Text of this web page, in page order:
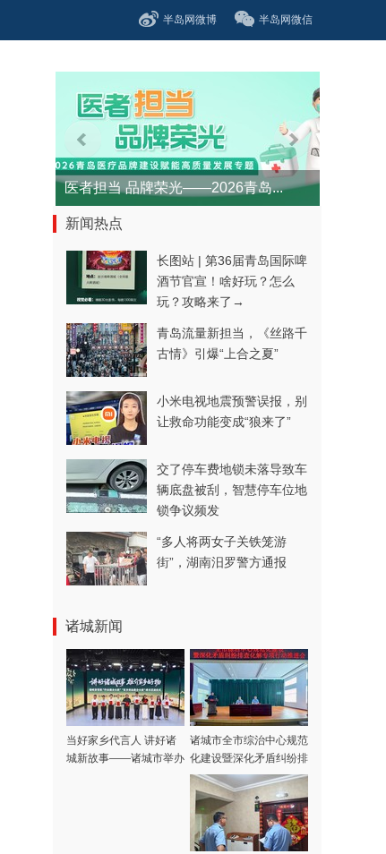
半岛网微博 半岛网微信
医者担当 品牌荣光——2026青岛...
新闻热点
长图站 | 第36届青岛国际啤
酒节官宣！啥好玩？怎么
玩？攻略来了→
青岛流量新担当，《丝路千
古情》引爆“上合之夏”
小米电视地震预警误报，别
让救命功能变成“狼来了”
交了停车费地锁未落导致车
辆底盘被刮，智慧停车位地
锁争议频发
“多人将两女子关铁笼游
街”，湖南汨罗警方通报
诸城新闻
当好家乡代言人 讲好诸
城新故事——诸城市举办
诸城市全市综治中心规范
化建设暨深化矛盾纠纷排
查化解专项行动推进会召
开